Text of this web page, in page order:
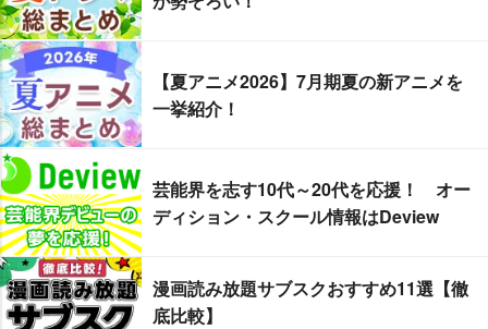
【夏アニメ2026】7月期夏の新アニメを
一挙紹介！
芸能界を志す10代～20代を応援！ オー
ディション・スクール情報はDeview
漫画読み放題サブスクおすすめ11選【徹
底比較】